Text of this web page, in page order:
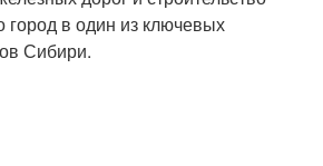
город в один из ключевых
Сибири.